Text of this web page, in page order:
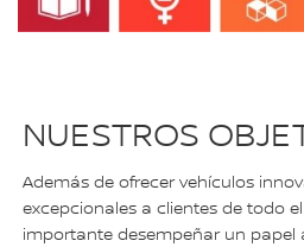
NUESTROS
Además de ofrecer vehículos
excepcionales a clientes de todo
importante desempeñar un